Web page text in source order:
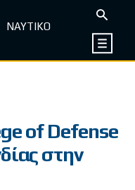
ΝΑΥΤΙΚΟ
of Defense
στην